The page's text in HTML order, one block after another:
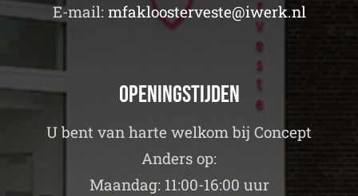
E-mail: mfakloosterveste@iwerk.nl
Openingstijden
U bent van harte welkom bij Concept
Anders op:
Maandag: 11:00-16:00 uur